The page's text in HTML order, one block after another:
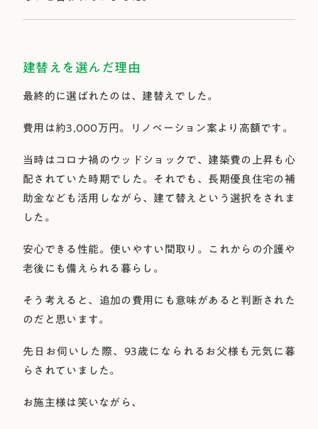
建替えを選んだ理由
最終的に選ばれたのは、建替えでした。
費用は約3,000万円。リノベーション案より高額です。
当時はコロナ禍のウッドショックで、建築費の上昇も心
配されていた時期でした。それでも、長期優良住宅の補
助金なども活用しながら、建て替えという選択をされま
した。
安心できる性能。使いやすい間取り。これからの介護や
老後にも備えられる暮らし。
そう考えると、追加の費用にも意味があると判断された
のだと思います。
先日お伺いした際、93歳になられるお父様も元気に暮
らされていました。
お施主様は笑いながら、